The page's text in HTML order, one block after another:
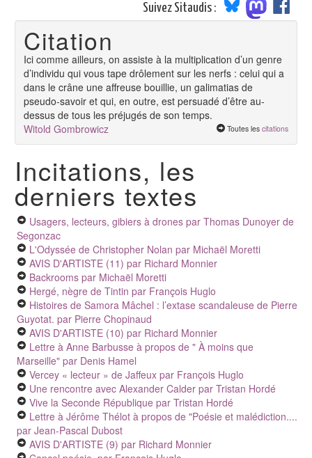
Suivez Sitaudis :
Citation
Ici comme ailleurs, on assiste à la multiplication d’un genre
d’individu qui vous tape drôlement sur les nerfs : celui qui a
dans le crâne une affreuse bouillie, un galimatias de
pseudo-savoir et qui, en outre, est persuadé d’être au-
dessus de tous les préjugés de son temps.
Witold Gombrowicz
Toutes les citations
Incitations, les
derniers textes
Usagers, lecteurs, gibiers à drones par Thomas Dunoyer de
Segonzac
L'Odyssée de Christopher Nolan par Michaël Moretti
AVIS D'ARTISTE (11) par Richard Monnier
Backrooms par Michaël Moretti
Hergé, nègre de Tintin par François Huglo
Histoires de Samora Mâchel : l’extase scandaleuse de Pierre
Guyotat. par Pierre Chopinaud
AVIS D'ARTISTE (10) par Richard Monnier
Lettre à Anne Barbusse à propos de " À moins que
Marseille" par Denis Hamel
Vercey « lecteur » de Jaffeux par François Huglo
Une rencontre avec Alexander Calder par Tristan Hordé
Vive la Seconde République par Tristan Hordé
Lettre à Jérôme Thélot à propos de "Poésie et malédiction....
par Jean-Pascal Dubost
AVIS D'ARTISTE (9) par Richard Monnier